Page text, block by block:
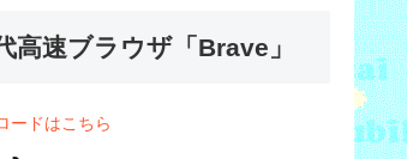
高速ブラウザ「Brave」
ードはこちら